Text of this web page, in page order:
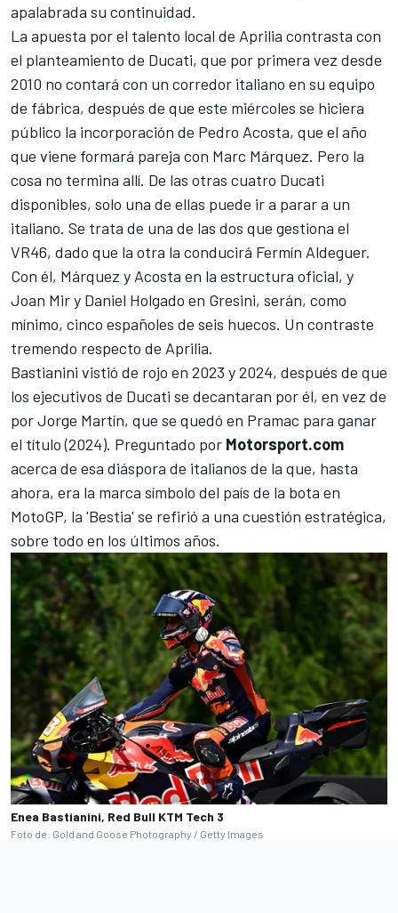
apalabrada su continuidad.
La apuesta por el talento local de Aprilia contrasta con
el planteamiento de Ducati, que por primera vez desde
2010 no contará con un corredor italiano en su equipo
de fábrica, después de que este miércoles se hiciera
público la incorporación de Pedro Acosta, que el año
que viene formará pareja con Marc Márquez. Pero la
cosa no termina allí. De las otras cuatro Ducati
disponibles, solo una de ellas puede ir a parar a un
italiano. Se trata de una de las dos que gestiona el
VR46, dado que la otra la conducirá Fermín Aldeguer.
Con él, Márquez y Acosta en la estructura oficial, y
Joan Miry Daniel Holgado en Gresini, serán, como
mínimo, cinco españoles de seis huecos. Un contraste
tremendo respecto de Aprilia.
Bastianini vistió de rojo en 2023 y 2024, después de que
los ejecutivos de Ducati se decantaran por él, en vez de
porJorge Martín, que se quedó en Pramac para ganar
el título (2024). Preguntado por Motorsport.com
acerca de esa diáspora de italianos de la que, hasta
ahora, era la marca símbolo del país de la bota en
MotoGP, la 'Bestia' se refirió a una cuestión estratégica,
sobre todo en los últimos años.
Enea Bastianini, Red Bull KTM Tech 3
Foto de: Gold and Goose Photography / Getty Images